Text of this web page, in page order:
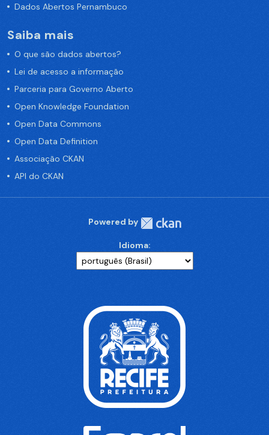
Dados Abertos Pernambuco
Saiba mais
O que são dados abertos?
Lei de acesso a informação
Parceria para Governo Aberto
Open Knowledge Foundation
Open Data Commons
Open Data Definition
Associação CKAN
API do CKAN
Powered by
Idioma